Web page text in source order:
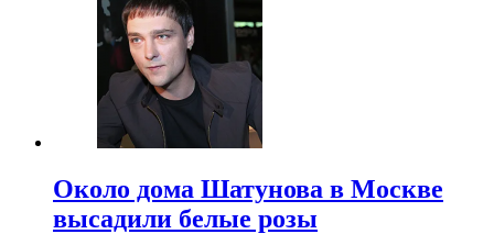
Около дома Шатунова в Москве
высадили белые розы